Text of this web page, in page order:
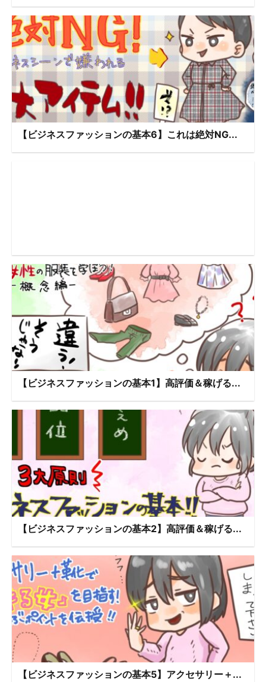
【ビジネスファッションの基本6】これは絶対NG...
【ビジネスファッションの基本1】高評価＆稼げる...
【ビジネスファッションの基本2】高評価＆稼げる...
【ビジネスファッションの基本5】アクセサリー＋...